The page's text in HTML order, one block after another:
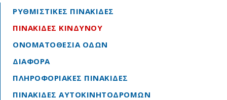
ΡΥΘΜΙΣΤΙΚΕΣ ΠΙΝΑΚΙΔΕΣ
ΠΙΝΑΚΙΔΕΣ ΚΙΝΔΥΝΟΥ
ΟΝΟΜΑΤΟΘΕΣΙΑ ΟΔΩΝ
ΔΙΑΦΟΡΑ
ΠΛΗΡΟΦΟΡΙΑΚΕΣ ΠΙΝΑΚΙΔΕΣ
ΠΙΝΑΚΙΔΕΣ ΑΥΤΟΚΙΝΗΤΟΔΡΟΜΩΝ